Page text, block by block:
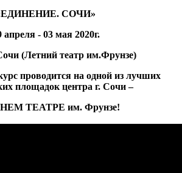
СОЧИ»
апреля - 03 мая 2020г.
(Летний театр им.Фрунзе)
проводится на одной из лучших
площадок центра г. Сочи –
ТЕАТРЕ им. Фрунзе!